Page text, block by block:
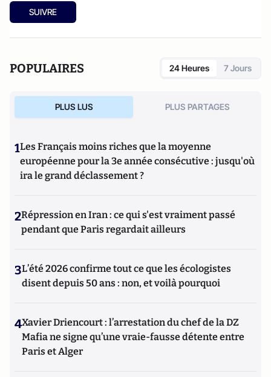
SUIVRE
POPULAIRES 24 Heures 7 Jours
PLUS LUS PLUS PARTAGES
1Les Français moins riches que la moyenne
européenne pour la 3e année consécutive : jusqu'où
ira le grand déclassement ?
2Répression en Iran : ce qui s'est vraiment passé
pendant que Paris regardait ailleurs
3L’été 2026 confirme tout ce que les écologistes
disent depuis 50 ans : non, et voilà pourquoi
4Xavier Driencourt : l’arrestation du chef de la DZ
Mafia ne signe qu’une vraie-fausse détente entre
Paris et Alger